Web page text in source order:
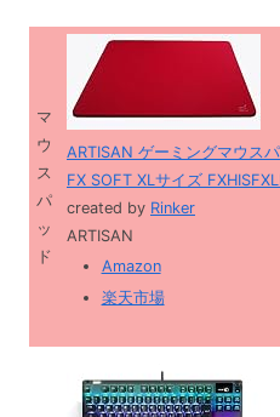
マ
ウ
ス
パ
ッ
ド
ARTISAN ゲーミングマウス
FX SOFT XLサイズ
created by Rinker
ARTISAN
Amazon
楽天市場